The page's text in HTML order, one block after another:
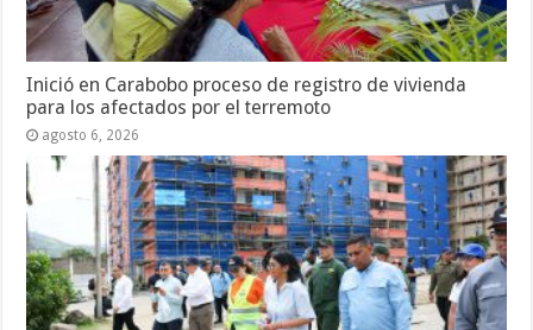
Inició en Carabobo proceso de registro de vivienda
para los afectados por el terremoto
agosto 6, 2026